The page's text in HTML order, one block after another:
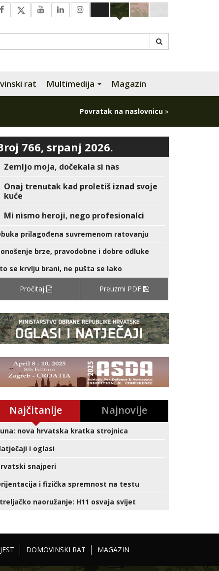
rat Multimedija Magazin
Povratak na naslovnicu »
766, srpanj 2026.
Zemljo moja, dočekala si nas
Onaj trenutak kad proletiš iznad svoje
kuće
Mi nismo heroji, nego profesionalci
prilagođena suvremenom ratovanju
brze, pravodobne i dobre odluke
se krvlju brani, ne pušta se lako
Pročitaj Preuzmi PDF
Najčitanije Najnovije
nova hrvatska kratka strojnica
i oglasi
snajperi
i fizička spremnost na testu
naoružanje: H11 osvaja svijet
DOMOVINSKI RAT MAGAZIN